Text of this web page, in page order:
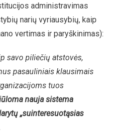
administravimas
narių vyriausybių, kaip
vertimas ir paryškinimas):
savo piliečių atstovės,
pasauliniais klausimais
tuos
nauja sistema
„suinteresuotąsias